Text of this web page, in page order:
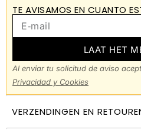
TE AVISAMOS EN CUANTO
LAAT HET
Al enviar tu solicitud de aviso
Privacidad y Cookies
VERZENDINGEN EN